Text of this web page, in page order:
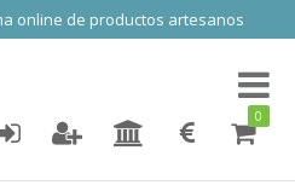
online de productos artesanos
Toggle
0